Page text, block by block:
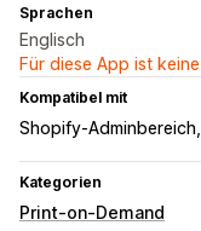
Sprachen
Englisch
Für diese App ist
Kompatibel mit
Shopify-Adminbereich
Kategorien
Print-on-Demand